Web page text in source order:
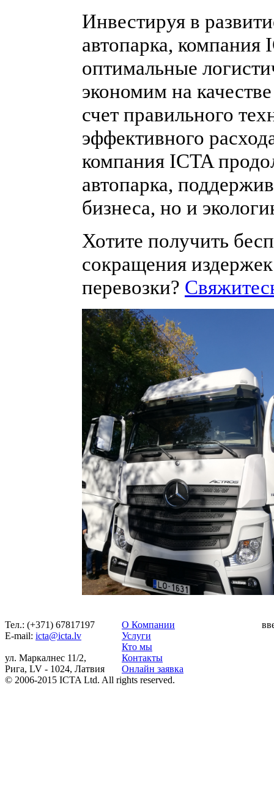
Инвестируя в
автопарка, компания
оптимальные
экономим на
счет правильного
эффективного
компания ICTA
автопарка,
бизнеса, но и
Хотите получить
сокращения
перевозки?
Тел.: (+371) 67817197
Е-mail: icta@icta.lv
ул. Маркалнес 11/2,
Рига, LV - 1024, Латвия
О Компании
Услуги
Кто мы
Контакты
Онлайн заявка
© 2006-2015 ICTA Ltd. All rights reserved.